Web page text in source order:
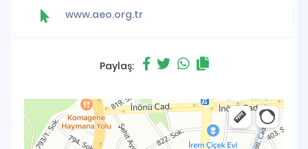
www.aeo.org.tr
Paylaş: